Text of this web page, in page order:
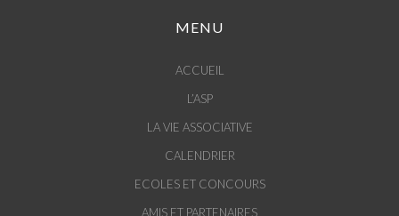
MENU
ACCUEIL
L’ASP
LA VIE ASSOCIATIVE
CALENDRIER
ECOLES ET CONCOURS
AMIS ET PARTENAIRES